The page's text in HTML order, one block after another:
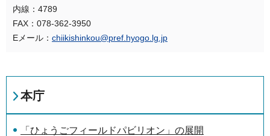
内線：4789
FAX：078-362-3950
Eメール： chiikishinkou@pref.hyogo.lg.jp
本庁
「ひょうごフィールドパビリオン」の展開